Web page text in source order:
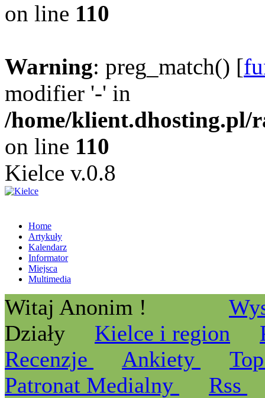
on line 110
Warning: preg_match() [
modifier '-' in
/home/klient.dhosting.pl/
on line 110
Kielce v.0.8
Home
Artykuły
Kalendarz
Informator
Miejsca
Multimedia
Witaj Anonim !
Działy
Kielce i region
Recenzje
Ankiety
Patronat Medialny
Rss